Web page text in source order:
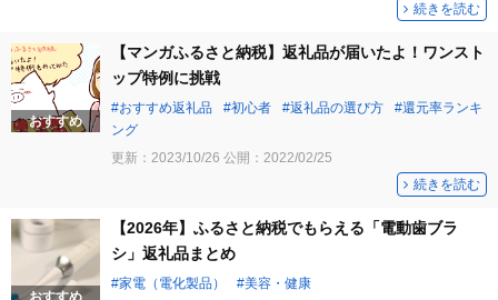
続きを読む
【マンガふるさと納税】返礼品が届いたよ！ワンスト
ップ特例に挑戦
おすすめ返礼品 初心者 返礼品の選び方
還元率ランキ
ング
更新： 2023/10/26 公開： 2022/02/25
続きを読む
おすすめ
【2026年】ふるさと納税でもらえる「電動歯ブラ
シ」返礼品まとめ
家電（電化製品）
美容・健康
おすすめ